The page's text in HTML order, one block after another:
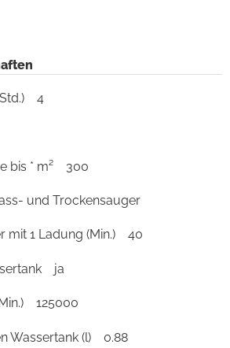
4
bis * m² 300
und Trockensauger
mit 1 Ladung (Min.) 40
ja
125000
Wassertank (l) 0.88